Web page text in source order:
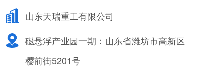
山东天瑞重工有限公司
磁悬浮产业园一期：山东省潍坊市高新区
樱前街5201号